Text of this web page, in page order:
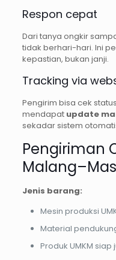
Respon cepat
Dari tanya ongkir
tidak berhari-hari. Ini
kepastian, bukan janji.
Tracking via
Pengirim bisa cek
mendapat update
sekadar sistem
Pengiriman
Jenis barang:
Mesin produksi
Material
Produk UMKM siap